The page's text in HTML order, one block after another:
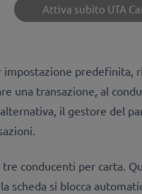
Attiva subito UTA
impostazione
transazione, al
alternativa, il gestore del
conducenti per carta.
scheda si blocca